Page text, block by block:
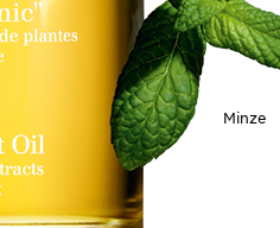
Minze